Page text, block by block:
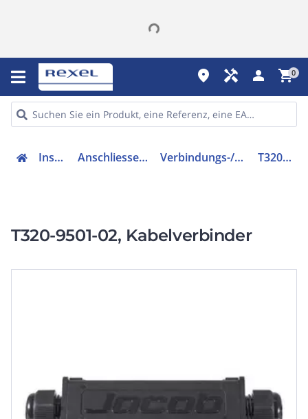
place handyman person shopping_cart0
Installation Anschliessen & Verbinden Verbindungs-/Übergangsmuffe T320-9501-02
T320-9501-02, Kabelverbinder